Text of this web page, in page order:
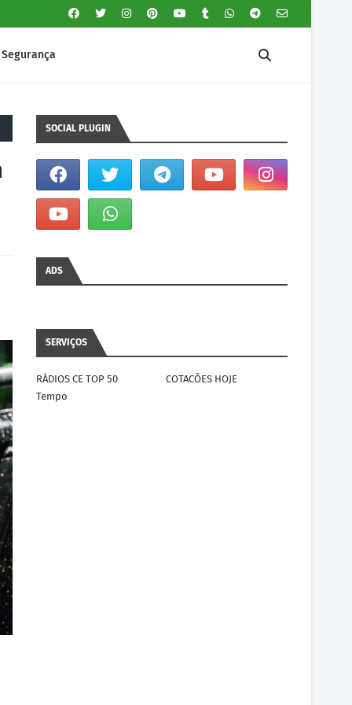
Segurança
SOCIAL PLUGIN
ADS
SERVIÇOS
RÁDIOS CE TOP 50
COTACÕES HOJE
Tempo